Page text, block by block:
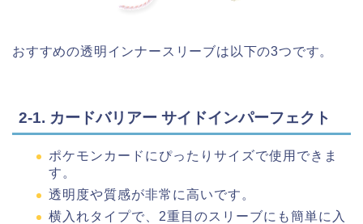
おすすめの透明インナースリーブは以下の3つです。
2-1. カードバリアー サイドインパーフェクト
ポケモンカードにぴったりサイズで使用できま
す。
透明度や質感が非常に高いです。
横入れタイプで、2重目のスリーブにも簡単に入